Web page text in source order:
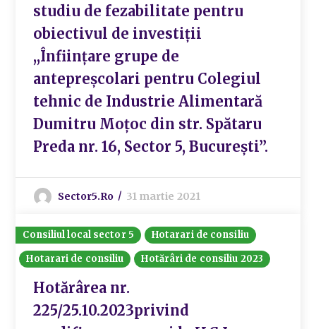
studiu de fezabilitate pentru
obiectivul de investiții
,,Înființare grupe de
antepreșcolari pentru Colegiul
tehnic de Industrie Alimentară
Dumitru Moțoc din str. Spătaru
Preda nr. 16, Sector 5, București”.
Sector5.ro 31 martie 2021
Consiliul local sector 5
Hotarari de consiliu
Hotarari de consiliu
Hotărâri de consiliu 2023
Hotărârea nr.
225/25.10.2023privind